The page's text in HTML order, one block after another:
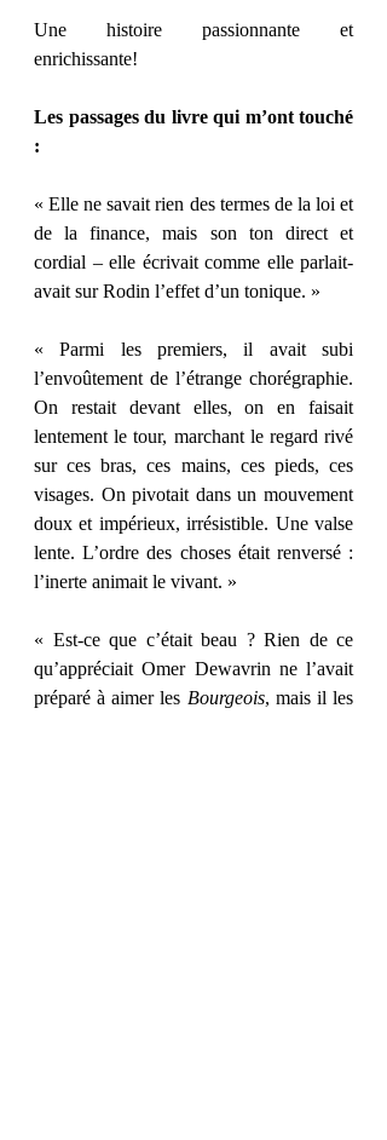
Une histoire passionnante et
enrichissante!
Les passages du livre qui m’ont touché
:
« Elle ne savait rien des termes de la loi et
de la finance, mais son ton direct et
cordial – elle écrivait comme elle parlait-
avait sur Rodin l’effet d’un tonique. »
« Parmi les premiers, il avait subi
l’envoûtement de l’étrange chorégraphie.
On restait devant elles, on en faisait
lentement le tour, marchant le regard rivé
sur ces bras, ces mains, ces pieds, ces
visages. On pivotait dans un mouvement
doux et impérieux, irrésistible. Une valse
lente. L’ordre des choses était renversé :
l’inerte animait le vivant. »
« Est-ce que c’était beau ? Rien de ce
qu’appréciait Omer Dewavrin ne l’avait
préparé à aimer les Bourgeois, mais il les